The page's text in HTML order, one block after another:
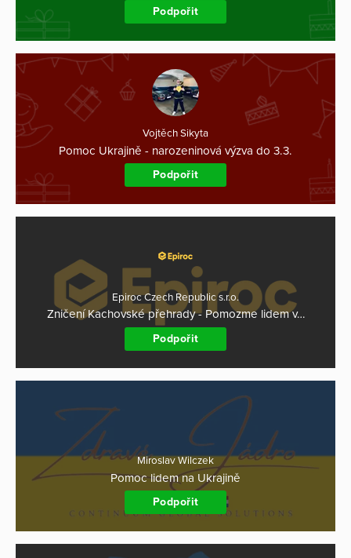
Podpořit
Vojtěch Sikyta
Pomoc Ukrajině - narozeninová výzva do 3.3.
Podpořit
Epiroc Czech Republic s.r.o.
Zničení Kachovské přehrady - Pomozme lidem v…
Podpořit
Miroslav Wilczek
Pomoc lidem na Ukrajině
Podpořit